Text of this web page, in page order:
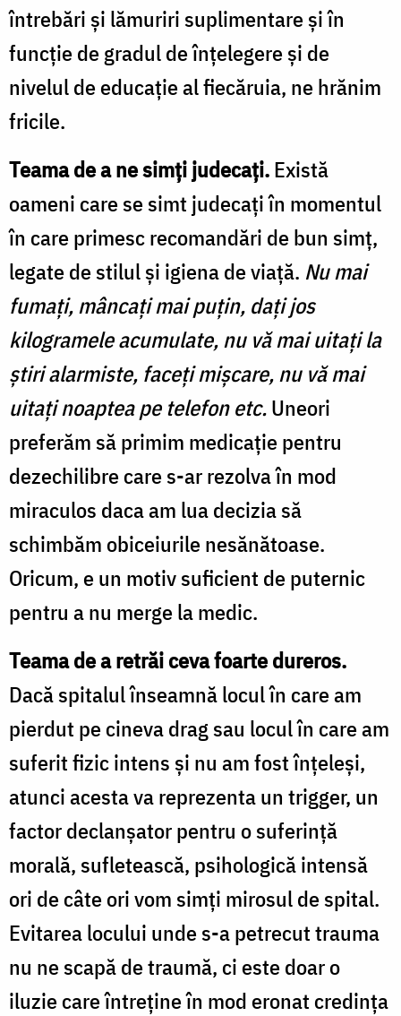
întrebări și lămuriri suplimentare și în
funcție de gradul de înțelegere și de
nivelul de educație al fiecăruia, ne hrănim
fricile.
Teama de a ne simți judecați.Există
oameni care se simt judecați în momentul
în care primesc recomandări de bun simț,
legate de stilul și igiena de viață. Nu mai
fumați, mâncați mai puțin, dați jos
kilogramele acumulate, nu vă mai uitați la
știri alarmiste, faceți mișcare, nu vă mai
uitați noaptea pe telefon etc.Uneori
preferăm să primim medicație pentru
dezechilibre care s-ar rezolva în mod
miraculos daca am lua decizia să
schimbăm obiceiurile nesănătoase.
Oricum, e un motiv suficient de puternic
pentru a nu merge la medic.
Teama de a retrăi ceva foarte dureros.
Dacă spitalul înseamnă locul în care am
pierdut pe cineva drag sau locul în care am
suferit fizic intens și nu am fost înțeleși,
atunci acesta va reprezenta un trigger, un
factor declanșator pentru o suferință
morală, sufletească, psihologică intensă
ori de câte ori vom simți mirosul de spital.
Evitarea locului unde s-a petrecut trauma
nu ne scapă de traumă, ci este doar o
iluzie care întreține în mod eronat credința